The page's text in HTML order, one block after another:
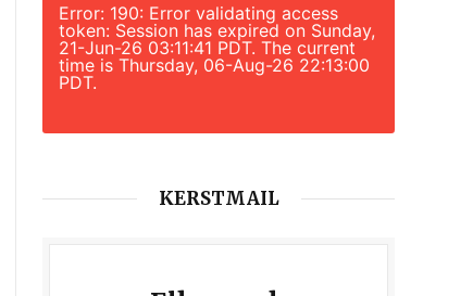
Error: 190: Error validating access
token: Session has expired on Sunday,
21-Jun-26 03:11:41 PDT. The current
time is Thursday, 06-Aug-26 22:13:00
PDT.
KERSTMAIL